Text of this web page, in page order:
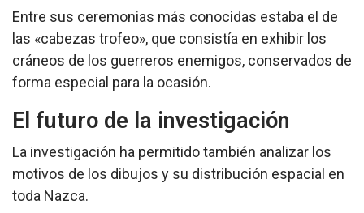
Entre sus ceremonias más conocidas estaba el de
las «cabezas trofeo», que consistía en exhibir los
cráneos de los guerreros enemigos, conservados de
forma especial para la ocasión.
El futuro de la investigación
La investigación ha permitido también analizar los
motivos de los dibujos y su distribución espacial en
toda Nazca.